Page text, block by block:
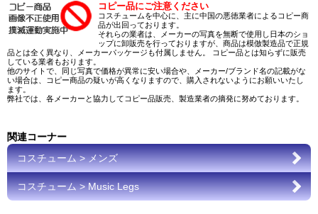
コピー品にご注意ください
コスチュームを中心に、主に中国の悪徳業者によるコピー商
品が出回っております。
それらの業者は、メーカーの写真を無断で使用し日本のショ
ップに卸販売を行っておりますが、商品は模倣製造品で正規
品とは全く異なり、メーカーパッケージも付属しません。 コピー品とは知らずに販売
している業者もおります。
他のサイトで、同じ写真で価格が異常に安い場合や、メーカー/ブランド名の記載がな
い場合は、コピー商品の疑いが高くなりますので、購入されないようにお願いいたし
ます。
弊社では、各メーカーと協力してコピー品販売、製造業者の摘発に努めております。
関連コーナー
コスチューム > メンズ
コスチューム > Music Legs